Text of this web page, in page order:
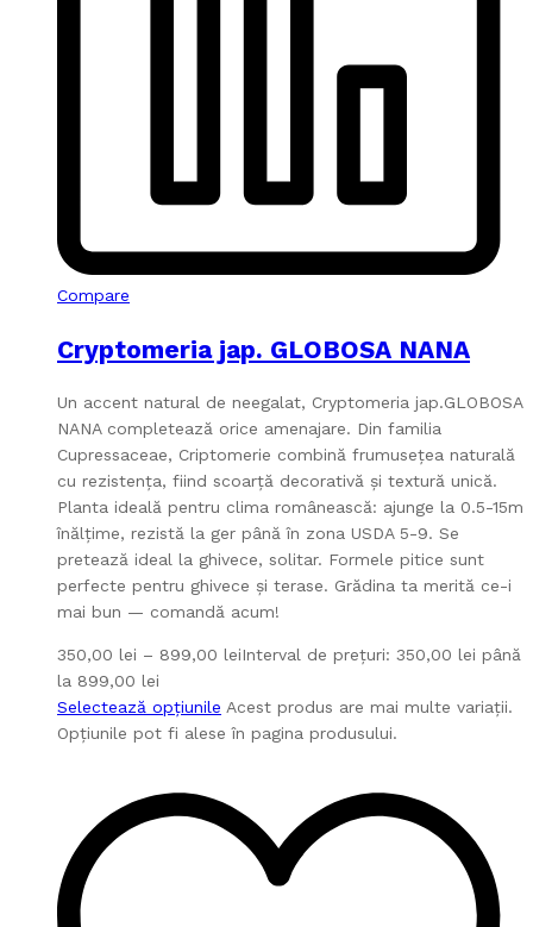
Compare
Cryptomeria jap. GLOBOSA NANA
Un accent natural de neegalat, Cryptomeria jap.GLOBOSA
NANA completează orice amenajare. Din familia
Cupressaceae, Criptomerie combină frumusețea naturală
cu rezistența, fiind scoarță decorativă și textură unică.
Planta ideală pentru clima românească: ajunge la 0.5-15m
înălțime, rezistă la ger până în zona USDA 5-9. Se
pretează ideal la ghivece, solitar. Formele pitice sunt
perfecte pentru ghivece și terase. Grădina ta merită ce-i
mai bun — comandă acum!
350,00 lei – 899,00 leiInterval de prețuri: 350,00 lei până
la 899,00 lei
Selectează opțiunile Acest produs are mai multe variații.
Opțiunile pot fi alese în pagina produsului.